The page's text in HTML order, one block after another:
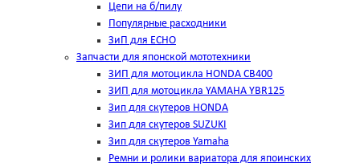
Цепи на б/пилу
Популярные расходники
ЗиП для ЕСНО
Запчасти для японской мототехники
ЗИП для мотоцикла HONDA CB400
ЗИП для мотоцикла YAMAHA YBR125
Зип для скутеров HONDA
Зип для скутеров SUZUKI
Зип для скутеров Yamaha
Ремни и ролики вариатора для япоинских